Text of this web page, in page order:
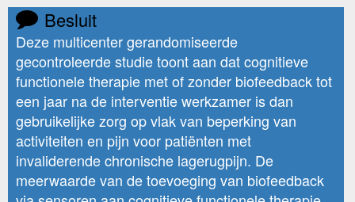
Besluit
Deze multicenter gerandomiseerde
gecontroleerde studie toont aan dat cognitieve
functionele therapie met of zonder biofeedback tot
een jaar na de interventie werkzamer is dan
gebruikelijke zorg op vlak van beperking van
activiteiten en pijn voor patiënten met
invaliderende chronische lagerugpijn. De
meerwaarde van de toevoeging van biofeedback